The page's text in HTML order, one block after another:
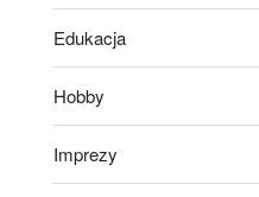
Edukacja
Hobby
Imprezy